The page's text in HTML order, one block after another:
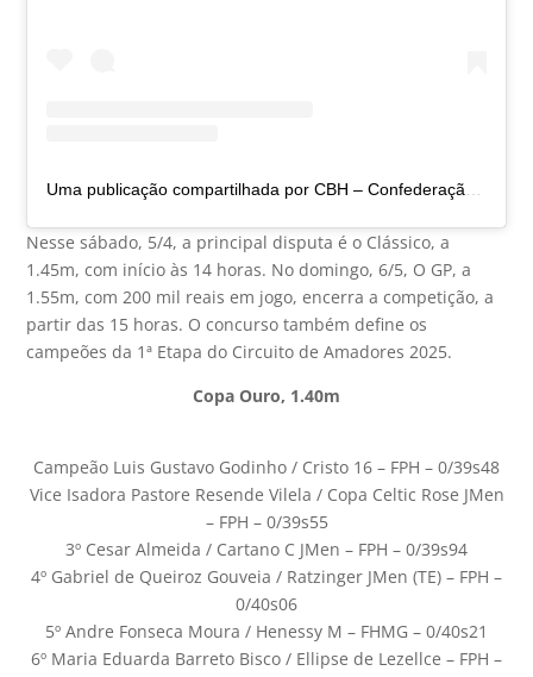
Uma publicação compartilhada por CBH – Confederação Brasileira de Hipismo (@cbhoficial)
Nesse sábado, 5/4, a principal disputa é o Clássico, a
1.45m, com início às 14 horas. No domingo, 6/5, O GP, a
1.55m, com 200 mil reais em jogo, encerra a competição, a
partir das 15 horas. O concurso também define os
campeões da 1ª Etapa do Circuito de Amadores 2025.
Copa Ouro, 1.40m
Campeão Luis Gustavo Godinho / Cristo 16 – FPH – 0/39s48
Vice Isadora Pastore Resende Vilela / Copa Celtic Rose JMen
– FPH – 0/39s55
3º Cesar Almeida / Cartano C JMen – FPH – 0/39s94
4º Gabriel de Queiroz Gouveia / Ratzinger JMen (TE) – FPH –
0/40s06
5º Andre Fonseca Moura / Henessy M – FHMG – 0/40s21
6º Maria Eduarda Barreto Bisco / Ellipse de Lezellce – FPH –